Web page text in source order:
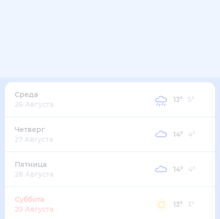
Среда
26 Августа
13° 5°
Четверг
27 Августа
14° 4°
Пятница
28 Августа
14° 4°
Суббота
29 Августа
13° 3°